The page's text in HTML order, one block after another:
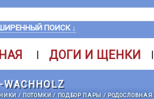
ПОИСК ↓
| ДОГИ И ЩЕНКИ |
WACHHOLZ
/ ПОТОМКИ/ ПОДБОР ПАРЫ / РОДОСЛОВНАЯ